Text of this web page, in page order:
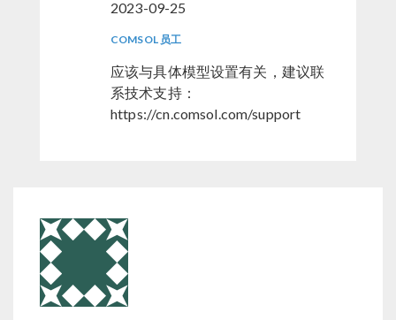
2023-09-25
COMSOL 员工
应该与具体模型设置有关，建议联
系技术支持：
https://cn.comsol.com/support